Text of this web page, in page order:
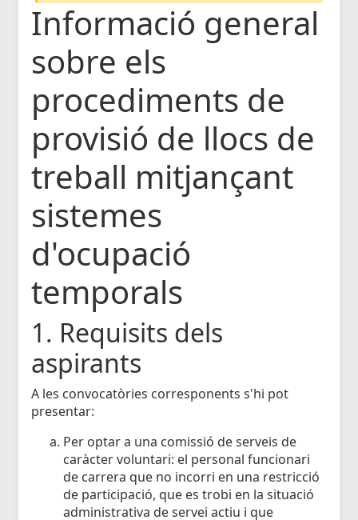
Informació general
sobre els
procediments de
provisió de llocs de
treball mitjançant
sistemes
d'ocupació
temporals
1. Requisits dels
aspirants
A les convocatòries corresponents s'hi pot
presentar:
Per optar a una comissió de serveis de
caràcter voluntari: el personal funcionari
de carrera que no incorri en una restricció
de participació, que es trobi en la situació
administrativa de servei actiu i que